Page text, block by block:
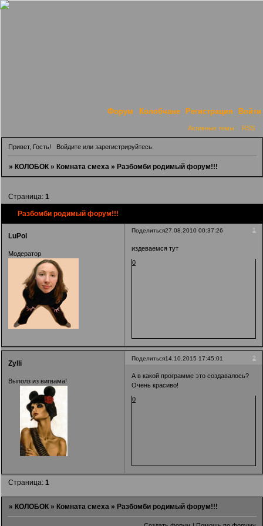
Форум Колобчане Регистрация Войти
Активные темы RSS
Привет, Гость! Войдитеили зарегистрируйтесь.
»КОЛОБОК »Комната смеха »Разбомби родимый форум!!!
Разбомби родимый форум!!!
Страница:1
Поделиться 1
27.08.2010 00:37:26
LuPol
Модератор
издеваемся тут
0
Поделиться 2
14.10.2015 17:45:01
Zylli
Выполз из вигвама!
А в какой программе это создавалось?
Очень красиво!
0
Страница:1
» КОЛОБОК » Комната смеха » Разбомби родимый форум!!!